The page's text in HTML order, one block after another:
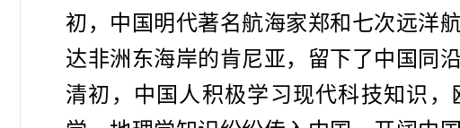
初，中国明代著名航海家郑和七次远洋
达非洲东海岸的肯尼亚，留下了中国同
清初，中国人积极学习现代科技知识